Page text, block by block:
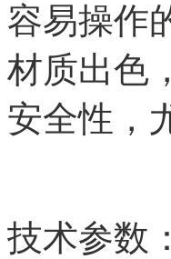
容易操作
材质出色
安全性，
技术参数 ：